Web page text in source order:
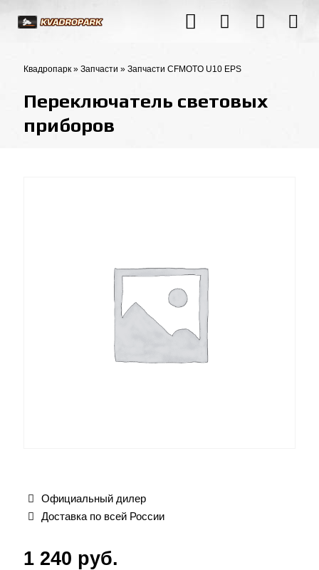
Квадропарк » Запчасти » Запчасти CFMOTO U10 EPS
Переключатель световых
приборов
Официальный дилер
Доставка по всей России
1 240 руб.